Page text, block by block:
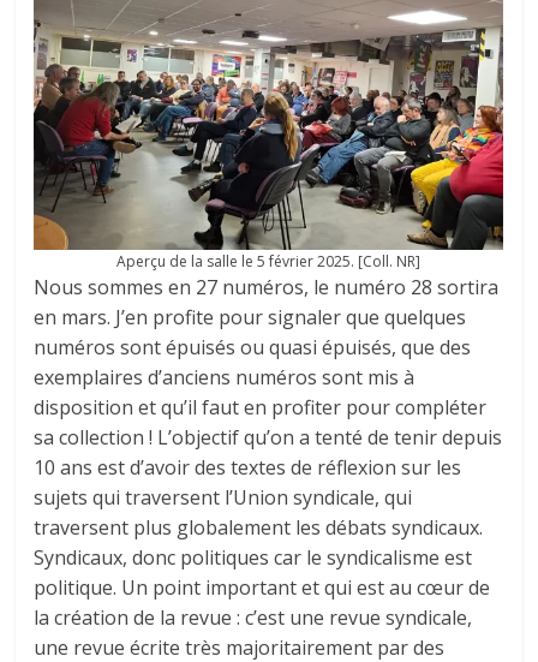
Aperçu de la salle le 5 février 2025. [Coll. NR]
Nous sommes en 27 numéros, le numéro 28 sortira
en mars. J’en profite pour signaler que quelques
numéros sont épuisés ou quasi épuisés, que des
exemplaires d’anciens numéros sont mis à
disposition et qu’il faut en profiter pour compléter
sa collection ! L’objectif qu’on a tenté de tenir depuis
10 ans est d’avoir des textes de réflexion sur les
sujets qui traversent l’Union syndicale, qui
traversent plus globalement les débats syndicaux.
Syndicaux, donc politiques car le syndicalisme est
politique. Un point important et qui est au cœur de
la création de la revue : c’est une revue syndicale,
une revue écrite très majoritairement par des